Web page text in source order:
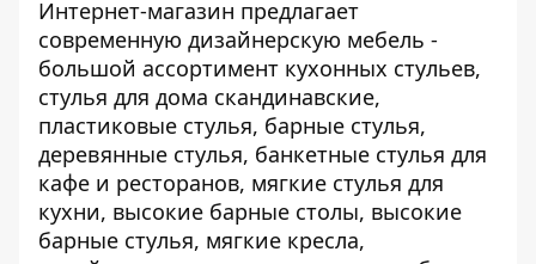
Интернет-магазин предлагает
современную дизайнерскую мебель -
большой ассортимент кухонных стульев,
стулья для дома скандинавские,
пластиковые стулья, барные стулья,
деревянные стулья, банкетные стулья для
кафе и ресторанов, мягкие стулья для
кухни, высокие барные столы, высокие
барные стулья, мягкие кресла,